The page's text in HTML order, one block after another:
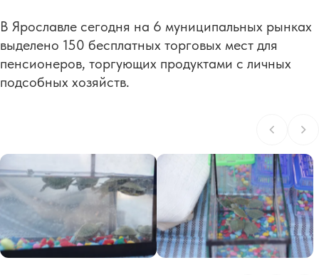
В Ярославле сегодня на 6 муниципальных рынках
выделено 150 бесплатных торговых мест для
пенсионеров, торгующих продуктами с личных
подсобных хозяйств.